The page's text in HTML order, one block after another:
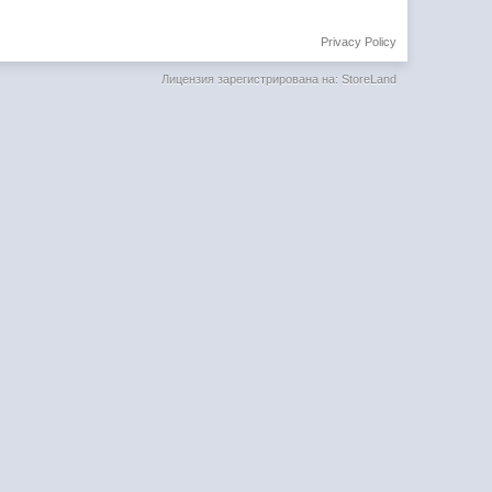
Privacy Policy
Лицензия зарегистрирована на: StoreLand